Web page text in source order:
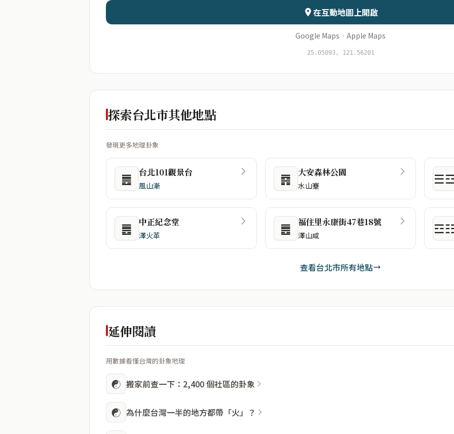
在互動地圖上開啟
Google Maps · Apple Maps
25.05093, 121.56201
探索台北市其他地點
發現更多地理卦象
䷌ 台北101觀景台
風山漸 ䷴ 大安森林公園
水山蹇
䷌ 中正紀念堂
澤火革 ䷌ 福住里永康街47巷18號
澤山咸
查看台北市所有地點
延伸閱讀
用數據看懂台灣的卦象地理
☯ 搬家前查一下：2,400 個社區的卦象
☯ 為什麼台灣一半的地方都帶「火」？